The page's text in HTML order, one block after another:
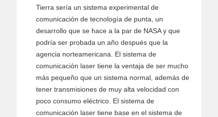
Tierra sería un sistema experimental de
comunicación de tecnología de punta, un
desarrollo que se hace a la par de NASA y que
podría ser probada un año después que la
agencia norteamericana. El sistema de
comunicación laser tiene la ventaja de ser mucho
más pequeño que un sistema normal, además de
tener transmisiones de muy alta velocidad con
poco consumo eléctrico. El sistema de
comunicación laser tiene base en el sistema de